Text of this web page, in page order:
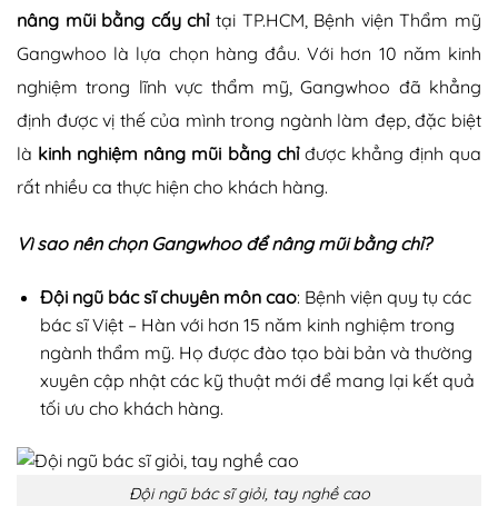
nâng mũi bằng cấy chỉtại TP.HCM, Bệnh viện Thẩm mỹ
Gangwhoo là lựa chọn hàng đầu. Với hơn 10 năm kinh
nghiệm trong lĩnh vực thẩm mỹ, Gangwhoo đã khẳng
định được vị thế của mình trong ngành làm đẹp, đặc biệt
là kinh nghiệm nâng mũi bằng chỉđược khẳng định qua
rất nhiều ca thực hiện cho khách hàng.
Vì sao nên chọn Gangwhoo để nâng mũi bằng chỉ?
Đội ngũ bác sĩ chuyên môn cao: Bệnh viện quy tụ các
bác sĩ Việt – Hàn với hơn 15 năm kinh nghiệm trong
ngành thẩm mỹ. Họ được đào tạo bài bản và thường
xuyên cập nhật các kỹ thuật mới để mang lại kết quả
tối ưu cho khách hàng.
Đội ngũ bác sĩ giỏi, tay nghề cao